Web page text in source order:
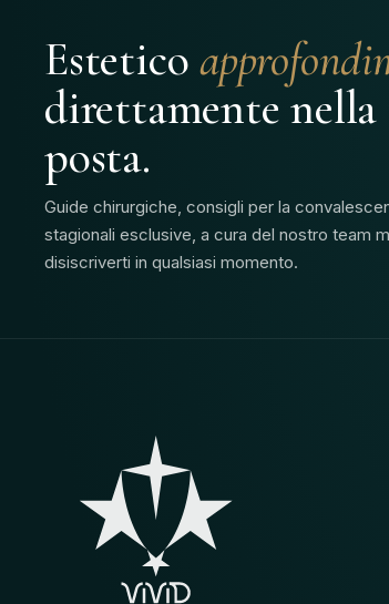
Estetico
direttamente nella
posta.
Guide chirurgiche, consigli per la
stagionali esclusive, a cura del nostro team
disiscriverti in qualsiasi momento.